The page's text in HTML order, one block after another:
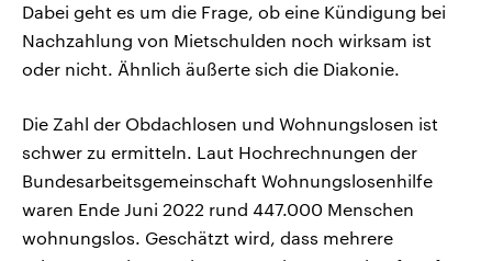
Dabei geht es um die Frage, ob eine Kündigung bei
Nachzahlung von Mietschulden noch wirksam ist
oder nicht. Ähnlich äußerte sich die Diakonie.
Die Zahl der Obdachlosen und Wohnungslosen ist
schwer zu ermitteln. Laut Hochrechnungen der
Bundesarbeitsgemeinschaft Wohnungslosenhilfe
waren Ende Juni 2022 rund 447.000 Menschen
wohnungslos. Geschätzt wird, dass mehrere